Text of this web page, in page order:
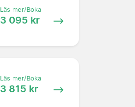
Läs mer/Boka
3 095 kr
Läs mer/Boka
3 815 kr